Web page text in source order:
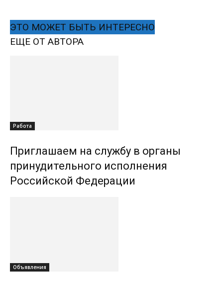
ЭТО МОЖЕТ БЫТЬ ИНТЕРЕСНО
ЕЩЕ ОТ АВТОРА
Работа
Приглашаем на службу в органы
принудительного исполнения
Российской Федерации
Объявления